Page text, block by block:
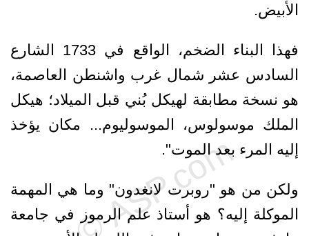
الأبيض.
فهذا البناء الضخم، الواقع في 1733 الشارع
السادس عشر شمال غرب واشنطن العاصمة،
هو نسخة مطابقة لهيكل بُني قبل الميلاد؛ هيكل
الملك موسولوس، الموسوليوم... مكان يؤخذ
إليه المرء بعد الموت".
ولكن من هو "روبرت لانغدون" وما هي المهمة
الموكلة إليه؟ هو أستاذ علم الرموز في جامعة